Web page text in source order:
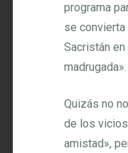
programa
se
Sacristán
madrugada».
Quizás no
de los
amistad»,